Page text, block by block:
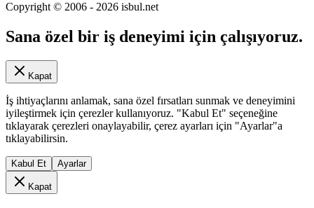
Copyright © 2006 - 2026 isbul.net
Sana özel bir iş deneyimi için çalışıyoruz.
Kapat
İş ihtiyaçlarını anlamak, sana özel fırsatları sunmak ve deneyimini
iyileştirmek için çerezler kullanıyoruz. "Kabul Et" seçeneğine
tıklayarak çerezleri onaylayabilir, çerez ayarları için "Ayarlar"a
tıklayabilirsin.
Kabul Et Ayarlar
Kapat